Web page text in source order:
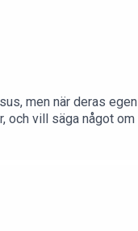
men när deras
vill säga något